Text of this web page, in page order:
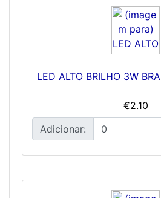
LED ALTO BRILHO 3W
€2.10
Adicionar: